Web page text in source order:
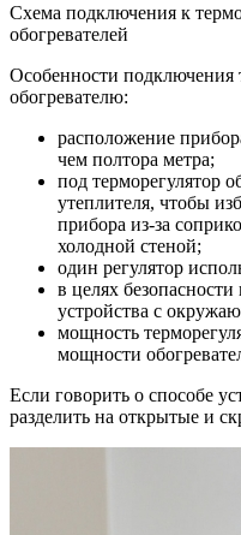
Схема подключения к
обогревателей
Особенности подключения
обогревателю:
расположение
чем полтора метра;
под терморегулятор
утеплителя, чтобы
прибора из-за
холодной стеной;
один регулятор
в целях
устройства с
мощность
мощности
Если говорить о способе
разделить на открытые и